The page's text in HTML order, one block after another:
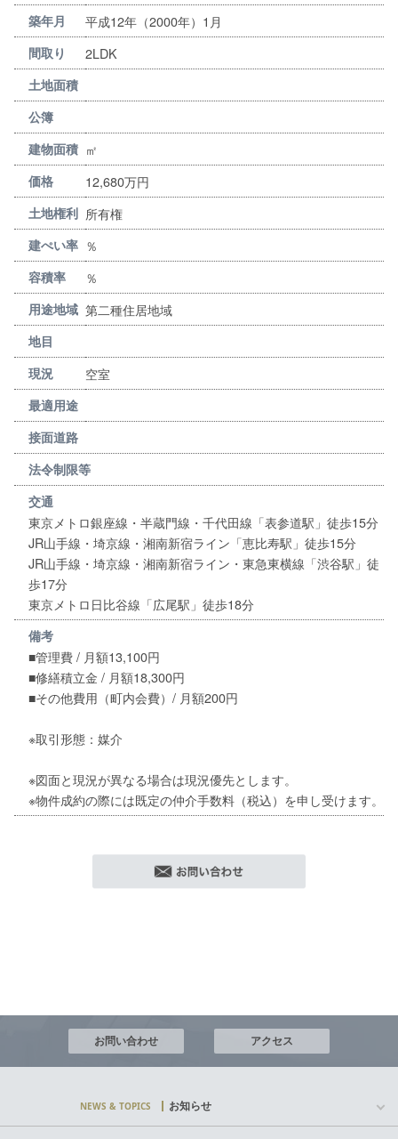
築年月 平成12年（2000年）1月
間取り 2LDK
土地面積
公簿
建物面積 ㎡
価格 12,680万円
土地権利 所有権
建ぺい率 ％
容積率 ％
用途地域 第二種住居地域
地目
現況
空室
最適用途
接面道路
法令制限等
交通
東京メトロ銀座線・半蔵門線・千代田線「表参道駅」徒歩15分
JR山手線・埼京線・湘南新宿ライン「恵比寿駅」徒歩15分
JR山手線・埼京線・湘南新宿ライン・東急東横線「渋谷駅」徒
歩17分
東京メトロ日比谷線「広尾駅」徒歩18分
備考
■管理費 / 月額13,100円
■修繕積立金 / 月額18,300円
■その他費用（町内会費）/ 月額200円
※取引形態：媒介
※図面と現況が異なる場合は現況優先とします。
※物件成約の際には既定の仲介手数料（税込）を申し受けます。
お問い合わせ アクセス
NEWS & TOPICS お知らせ